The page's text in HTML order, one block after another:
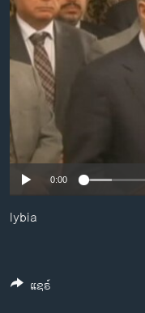
ເອເຊຍ
ອິດສະຫຼະພາບດ້ານການຂ່
ຊີວິດຊາວລາວ
ຊຸມຊົນຊາວລາວ
ວິທະຍາສາດ-ເທັກໂນໂລຈີ
ທຸລະກິດ
ພາສາອັງກິດ
ວີດີໂອ
ລາຍການກະຈາຍສຽງ
ຕິດຕາມພວກເຮົາ ທີ່
No
0:00
lybia
ແຊຣ໌